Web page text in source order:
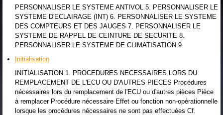
PERSONNALISER LE SYSTEME ANTIVOL 5. PERSONNALISER LE
SYSTEME D'ECLAIRAGE (INT) 6. PERSONNALISER LE SYSTEME
DES COMPTEURS ET DES JAUGES 7. PERSONNALISER LE
SYSTEME DE RAPPEL DE CEINTURE DE SECURITE 8.
PERSONNALISER LE SYSTEME DE CLIMATISATION 9.
Initialisation
INITIALISATION 1. PROCEDURES NECESSAIRES LORS DU
REMPLACEMENT DE L'ECU OU D'AUTRES PIECES Procédures
nécessaires lors du remplacement de l'ECU ou d'autres pièces Pièce
à remplacer Procédure nécessaire Effet ou fonction non-opérationnelle
lorsque les procédures nécessaires ne sont pas effectuées Cf.